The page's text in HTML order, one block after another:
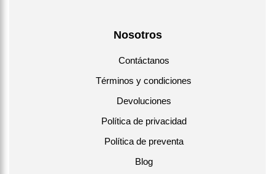
Nosotros
Contáctanos
Términos y condiciones
Devoluciones
Política de privacidad
Política de preventa
Blog